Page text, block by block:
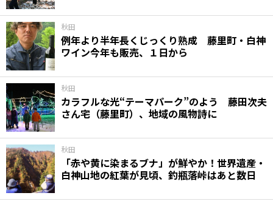
秋田
例年より半年長くじっくり熟成 藤里町・白神
ワイン今年も販売、１日から
秋田
カラフルな光“テーマパーク”のよう 藤田次夫
さん宅（藤里町）、地域の風物詩に
秋田
「赤や黄に染まるブナ」が鮮やか！世界遺産・
白神山地の紅葉が見頃、釣瓶落峠はあと数日